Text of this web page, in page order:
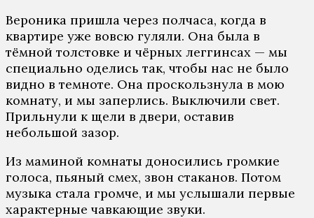
Вероника пришла через полчаса, когда в
квартире уже вовсю гуляли. Она была в
тёмной толстовке и чёрных леггинсах — мы
специально оделись так, чтобы нас не было
видно в темноте. Она проскользнула в мою
комнату, и мы заперлись. Выключили свет.
Прильнули к щели в двери, оставив
небольшой зазор.
Из маминой комнаты доносились громкие
голоса, пьяный смех, звон стаканов. Потом
музыка стала громче, и мы услышали первые
характерные чавкающие звуки.